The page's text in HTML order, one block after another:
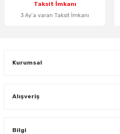
Taksit İmkanı
3 Ay’a varan Taksit İmkanı
Kurumsal
Alışveriş
Bilgi